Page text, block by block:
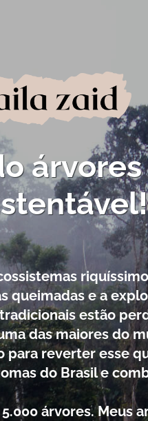
e a
estão
das maiores do
reverter esse
do Brasil e
árvores. Meus